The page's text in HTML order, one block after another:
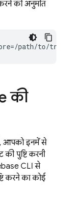
की अनुमति
की
आपको इनमें से
पुष्टि करनी
CLI से
करने का कोई